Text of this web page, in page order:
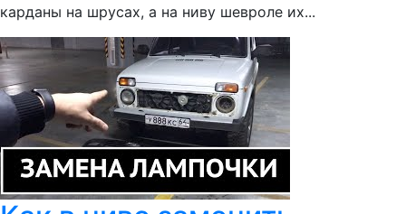
карданы на шрусах, а на ниву шевроле их...